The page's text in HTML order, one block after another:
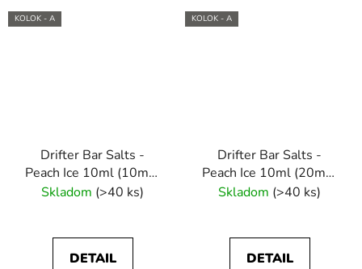
KOLOK - A
Drifter Bar Salts -
Peach Ice 10ml (10mg)
e-liquid
Skladom (>40 ks)
DETAIL
KOLOK - A
Drifter Bar Salts -
Peach Ice 10ml (20mg)
e-liquid
Skladom (>40 ks)
DETAIL